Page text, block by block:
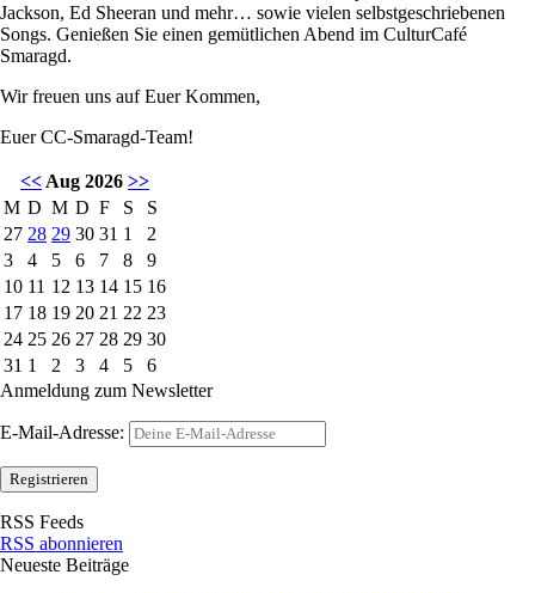
Jackson, Ed Sheeran und mehr… sowie vielen selbstgeschriebenen
Songs. Genießen Sie einen gemütlichen Abend im CulturCafé
Smaragd.
Wir freuen uns auf Euer Kommen,
Euer CC-Smaragd-Team!
<< Aug 2026 >>
M D M D F S
S
27 28 29 30 31 1
2
3
4 5 6 7 8
9
10 11 12 13 14 15 16
17 18 19 20 21 22 23
24 25 26 27 28 29 30
31 1 2 3 4 5
6
Anmeldung zum Newsletter
E-Mail-Adresse:
RSS Feeds
RSS abonnieren
Neueste Beiträge